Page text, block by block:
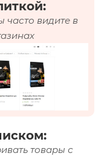
часто видите в
товары с